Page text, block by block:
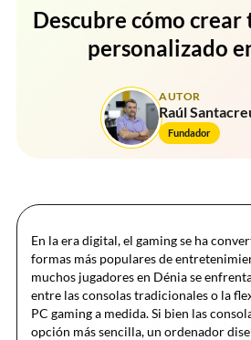
Descubre cómo crear
personalizado
AUTOR
Raúl
Fundador
En la era digital, el gaming se ha
formas más populares de
muchos jugadores en Dénia se
entre las consolas tradicionales o la
PC gaming a medida. Si bien las
opción más sencilla, un ordenador